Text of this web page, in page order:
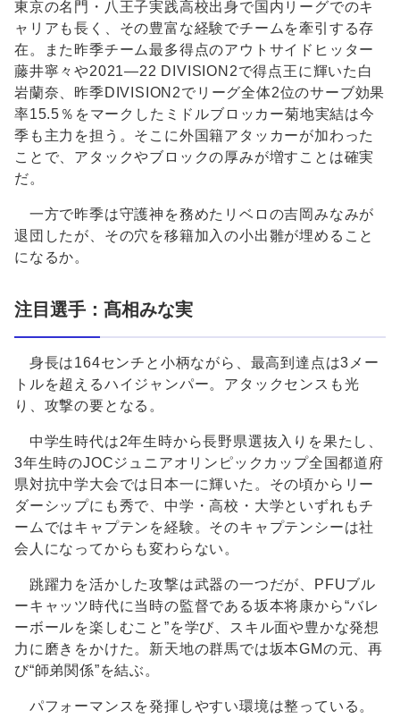
東京の名門・八王子実践高校出身で国内リーグでのキ
ャリアも長く、その豊富な経験でチームを牽引する存
在。また昨季チーム最多得点のアウトサイドヒッター
藤井寧々や2021―22 DIVISION2で得点王に輝いた白
岩蘭奈、昨季DIVISION2でリーグ全体2位のサーブ効果
率15.5％をマークしたミドルブロッカー菊地実結は今
季も主力を担う。そこに外国籍アタッカーが加わった
ことで、アタックやブロックの厚みが増すことは確実
だ。
一方で昨季は守護神を務めたリベロの吉岡みなみが
退団したが、その穴を移籍加入の小出雛が埋めること
になるか。
注目選手： 髙相みな実
身長は164センチと小柄ながら、最高到達点は3メー
トルを超えるハイジャンパー。アタックセンスも光
り、攻撃の要となる。
中学生時代は2年生時から長野県選抜入りを果たし、
3年生時のJOCジュニアオリンピックカップ全国都道府
県対抗中学大会では日本一に輝いた。その頃からリー
ダーシップにも秀で、中学・高校・大学といずれもチ
ームではキャプテンを経験。そのキャプテンシーは社
会人になってからも変わらない。
跳躍力を活かした攻撃は武器の一つだが、PFUブル
ーキャッツ時代に当時の監督である坂本将康から“バレ
ーボールを楽しむこと”を学び、スキル面や豊かな発想
力に磨きをかけた。新天地の群馬では坂本GMの元、再
び“師弟関係”を結ぶ。
パフォーマンスを発揮しやすい環境は整っている。